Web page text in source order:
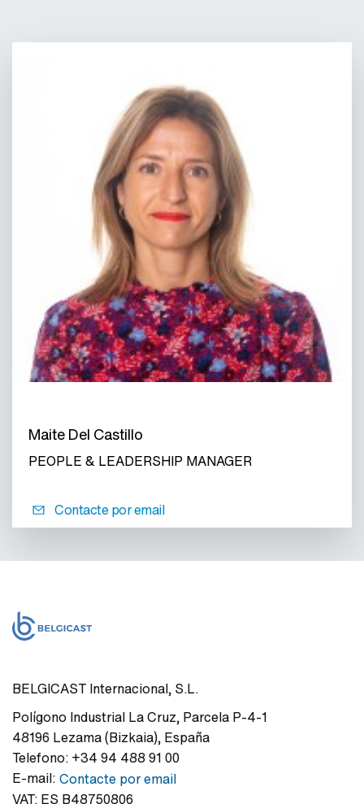
Maite Del Castillo
PEOPLE & LEADERSHIP MANAGER
Contacte por email
BELGICAST Internacional, S.L.
Polígono Industrial La Cruz, Parcela P-4-1
48196 Lezama (Bizkaia), España
Telefono: +34 94 488 91 00
E-mail: Contacte por email
VAT: ES B48750806